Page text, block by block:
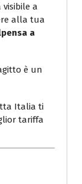
a
alla tua
a
è un
Italia ti
tariffa